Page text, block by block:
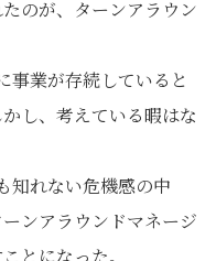
のが、ターンアラウン
事業が存続していると
し、考えている暇はな
知れない危機感の中
ンアラウンドマネージ